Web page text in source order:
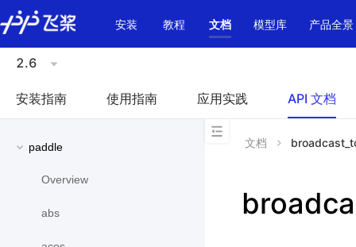
\u200E
安装
教程 文档 模型库 产品全景
2.6
安装指南 使用指南 应用实践 API 文档
paddle
Overview
abs
文档